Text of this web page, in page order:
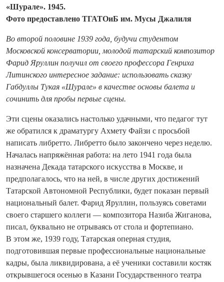
«Шурале». 1945.
Фото предоставлено ТГАТОиБ им. Мусы Джалиля
Во второй половине 1939 года, будучи студентом
Московской консерватории, молодой татарский композитор
Фарид Яруллин получил от своего профессора Генриха
Литинского интересное задание: использовать сказку
Габдуллы Тукая «Шурале» в качестве основы балета и
сочинить для пробы первые сцены.
Эти сцены оказались настолько удачными, что педагог тут
же обратился к драматургу Ахмету Файзи с просьбой
написать либретто. Либретто было закончено через неделю.
Началась напряжённая работа: на лето 1941 года была
назначена Декада татарского искусства в Москве, и
предполагалось, что на ней, в числе других достижений
Татарской Автономной Республики, будет показан первый
национальный балет. Фарид Яруллин, пользуясь советами
своего старшего коллеги — композитора Назиба Жиганова,
писал, буквально не отрываясь от стола и фортепиано.
В этом же, 1939 году, Татарская оперная студия,
подготовившая первые профессиональные национальные
кадры, была ликвидирована, а её ученики составили костяк
открывшегося осенью в Казани Государственного театра